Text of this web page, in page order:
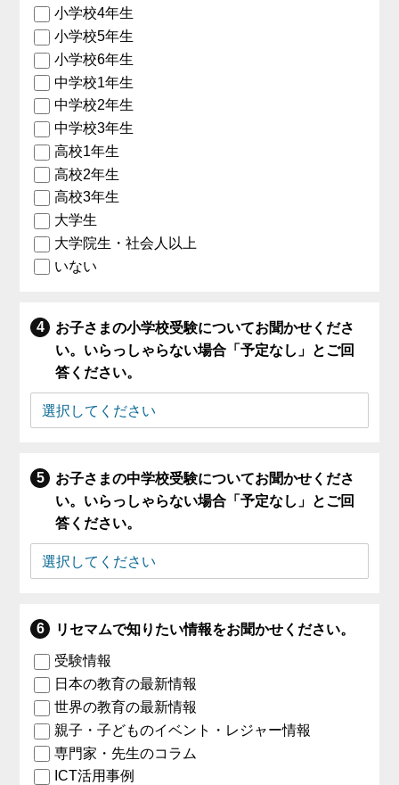
小学校4年生
小学校5年生
小学校6年生
中学校1年生
中学校2年生
中学校3年生
高校1年生
高校2年生
高校3年生
大学生
大学院生・社会人以上
いない
お子さまの小学校受験についてお聞かせくださ
い。いらっしゃらない場合「予定なし」とご回
答ください。
お子さまの中学校受験についてお聞かせくださ
い。いらっしゃらない場合「予定なし」とご回
答ください。
リセマムで知りたい情報をお聞かせください。
受験情報
日本の教育の最新情報
世界の教育の最新情報
親子・子どものイベント・レジャー情報
専門家・先生のコラム
ICT活用事例